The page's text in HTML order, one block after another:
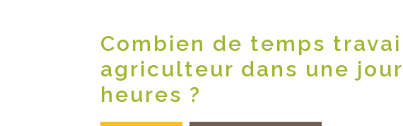
Combien de temps
agriculteur dans une
heures ?